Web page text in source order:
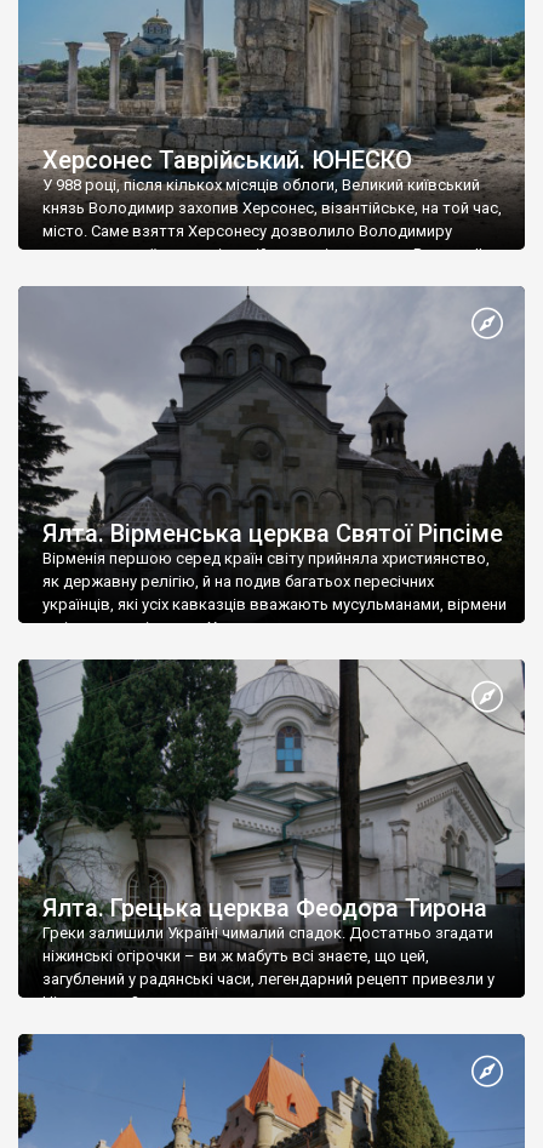
Херсонес Таврійський. ЮНЕСКО
У 988 році, після кількох місяців облоги, Великий київський
князь Володимир захопив Херсонес, візантійське, на той час,
місто. Саме взяття Херсонесу дозволило Володимиру
диктувати свої умови візантійському імператору Василю ІІ, та
Херсонесі Володимир-язичник, став Василем-християнином.
А потім було Хрещення Русі. На честь Херсонесу Таврійського
Ялта. Вірменська церква Святої Ріпсіме
Вірменія першою серед країн світу прийняла християнство,
як державну релігію, й на подив багатьох пересічних
українців, які усіх кавказців вважають мусульманами, вірмени
є відданими вірянами Христа
Ялта. Грецька церква Феодора Тирона
Греки залишили Україні чималий спадок. Достатньо згадати
ніжинські огірочки – ви ж мабуть всі знаєте, що цей,
загублений у радянські часи, легендарний рецепт привезли у
Ніжин греки?